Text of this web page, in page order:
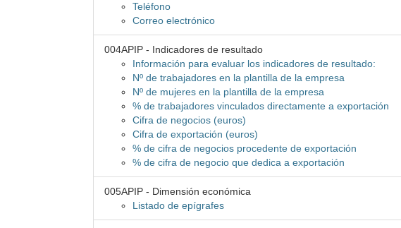
Teléfono
Correo electrónico
004APIP - Indicadores de resultado
Información para evaluar los indicadores de resultado:
Nº de trabajadores en la plantilla de la empresa
Nº de mujeres en la plantilla de la empresa
% de trabajadores vinculados directamente a exportación
Cifra de negocios (euros)
Cifra de exportación (euros)
% de cifra de negocios procedente de exportación
% de cifra de negocio que dedica a exportación
005APIP - Dimensión económica
Listado de epígrafes